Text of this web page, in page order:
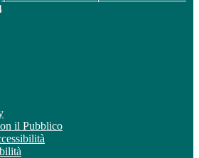
il Pubblico